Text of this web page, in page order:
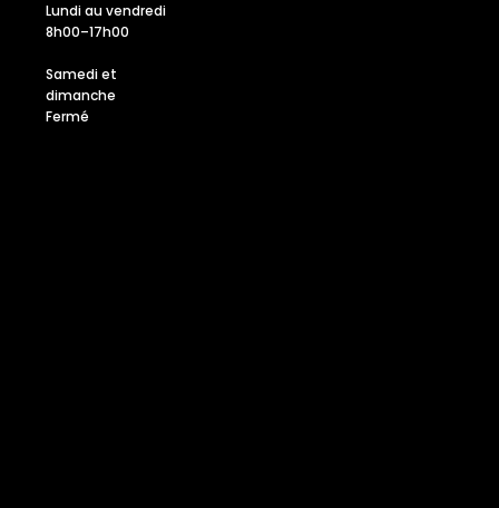
Lundi au vendredi
8h00–17h00
Samedi et
dimanche
Fermé